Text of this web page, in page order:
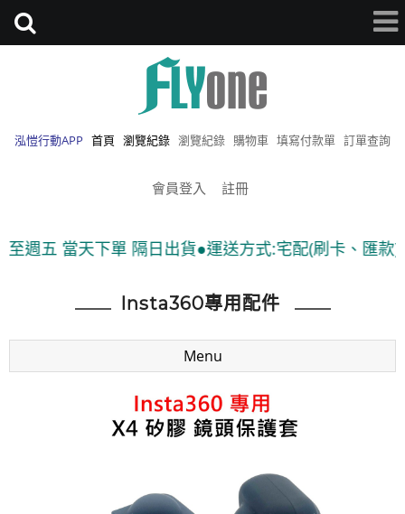
泓愷行動APP 首頁 瀏覽紀錄 瀏覽紀錄 購物車 填寫付款單 訂單查詢
會員登入 註冊
當天下單 隔日出貨●運送方式:宅配(刷卡、匯款)、7-
Insta360專用配件
Menu